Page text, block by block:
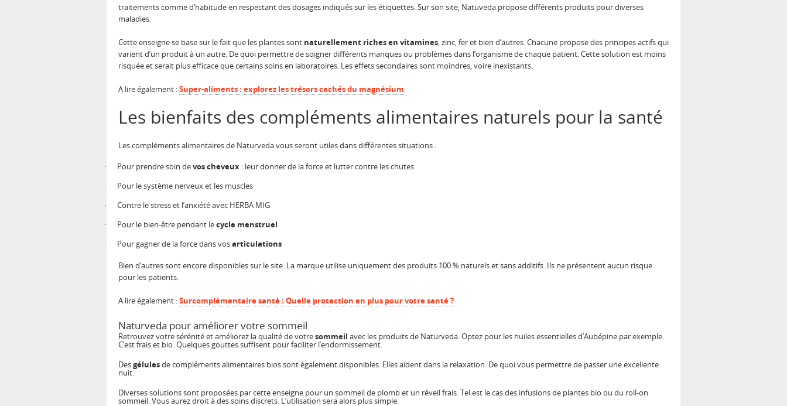
traitements comme d’habitude en respectant des dosages indiqués sur les étiquettes. Sur son site, Natuveda propose différents produits pour diverses
maladies.
Cette enseigne se base sur le fait que les plantes sont naturellement riches en vitamines, zinc, fer et bien d’autres. Chacune propose des principes actifs qui
varient d’un produit à un autre. De quoi permettre de soigner différents manques ou problèmes dans l’organisme de chaque patient. Cette solution est moins
risquée et serait plus efficace que certains soins en laboratoires. Les effets secondaires sont moindres, voire inexistants.
A lire également :Super-aliments : explorez les trésors cachés du magnésium
Les bienfaits des compléments alimentaires naturels pour la santé
Les compléments alimentaires de Naturveda vous seront utiles dans différentes situations :
· Pour prendre soin devos cheveux : leur donner de la force et lutter contre les chutes
· Pour le système nerveux et les muscles
· Contre le stress et l’anxiété avec HERBA MIG
· Pour le bien-être pendant lecycle menstruel
· Pour gagner de la force dans vosarticulations
Bien d’autres sont encore disponibles sur le site. La marque utilise uniquement des produits 100 % naturels et sans additifs. Ils ne présentent aucun risque
pour les patients.
A lire également :Surcomplémentaire santé : Quelle protection en plus pour votre santé ?
Naturveda pour améliorer votre sommeil
Retrouvez votre sérénité et améliorez la qualité de votresommeil avec les produits de Naturveda. Optez pour les huiles essentielles d’Aubépine par exemple.
C’est frais et bio. Quelques gouttes suffisent pour faciliter l’endormissement.
Desgélulesde compléments alimentaires bios sont également disponibles. Elles aident dans la relaxation. De quoi vous permettre de passer une excellente
nuit.
Diverses solutions sont proposées par cette enseigne pour un sommeil de plomb et un réveil frais. Tel est le cas des infusions de plantes bio ou du roll-on
sommeil. Vous aurez droit à des soins discrets. L’utilisation sera alors plus simple.